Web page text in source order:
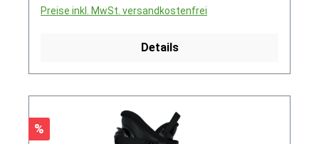
Preise inkl. MwSt. versandkostenfrei
Details
Rabatt
%